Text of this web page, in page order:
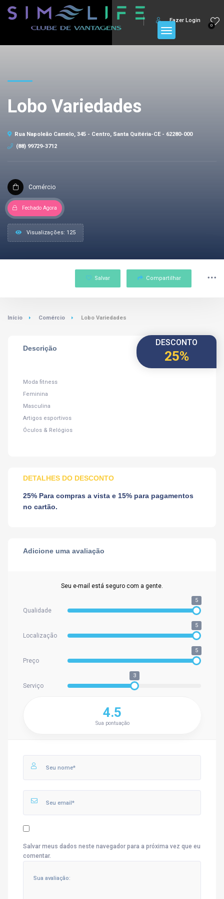
0
Fazer Login
Lobo Variedades
Rua Napoleão Camelo, 345 - Centro, Santa Quitéria-CE - 62280-000
(88) 99729-3712
Comércio
Fechado Agora
Visualizações: 125
Salvar Compartilhar
Início Comércio Lobo Variedades
DESCONTO
25%
Descrição
Moda fitness
Feminina
Masculina
Artigos esportivos
Óculos & Relógios
DETALHES DO DESCONTO
25% Para compras a vista e 15% para pagamentos
no cartão.
Adicione uma avaliação
Seu e-mail está seguro com a gente.
Qualidade
5
Localização
5
Preço
5
Serviço
3
4.5
Sua pontuação
Salvar meus dados neste navegador para a próxima vez que eu
comentar.